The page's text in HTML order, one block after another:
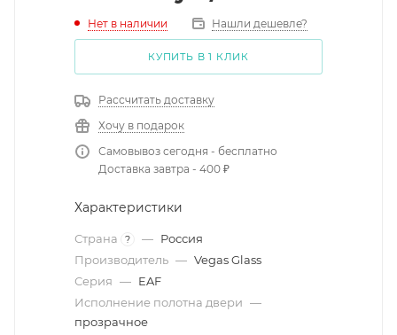
Нет в наличии Нашли дешевле?
КУПИТЬ В 1 КЛИК
Рассчитать доставку
Хочу в подарок
Самовывоз сегодня - бесплатно
Доставка завтра - 400 ₽
Характеристики
Страна ? — Россия
Производитель — Vegas Glass
Серия — EAF
Исполнение полотна двери —
прозрачное